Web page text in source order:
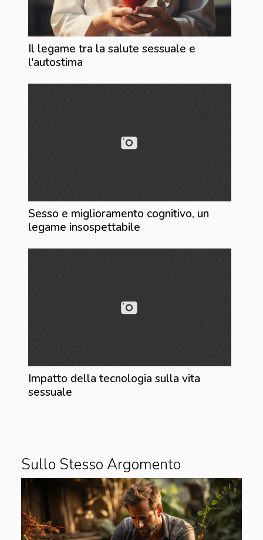
Il legame tra la salute sessuale e
l'autostima
Sesso e miglioramento cognitivo, un
legame insospettabile
Impatto della tecnologia sulla vita
sessuale
Sullo Stesso Argomento